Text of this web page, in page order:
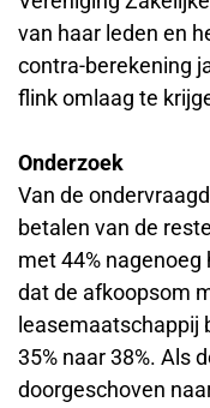
van haar leden en
contra-berekening
flink omlaag te
Onderzoek
Van de
betalen van de
met 44%
dat de afkoopsom
leasemaatschappij
35% naar 38%. Als
doorgeschoven